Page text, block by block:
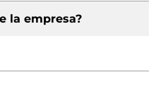
la empresa?